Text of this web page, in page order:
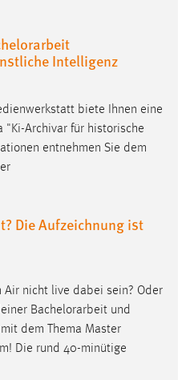
Intelligenz
biete Ihnen eine
"Ki-Archivar für historische
entnehmen Sie dem
Die Aufzeichnung ist
Air nicht live dabei sein? Oder
Bachelorarbeit und
dem Thema Master
Die rund 40-minütige
gewählte Sprache der Website.
nutzen zu können.